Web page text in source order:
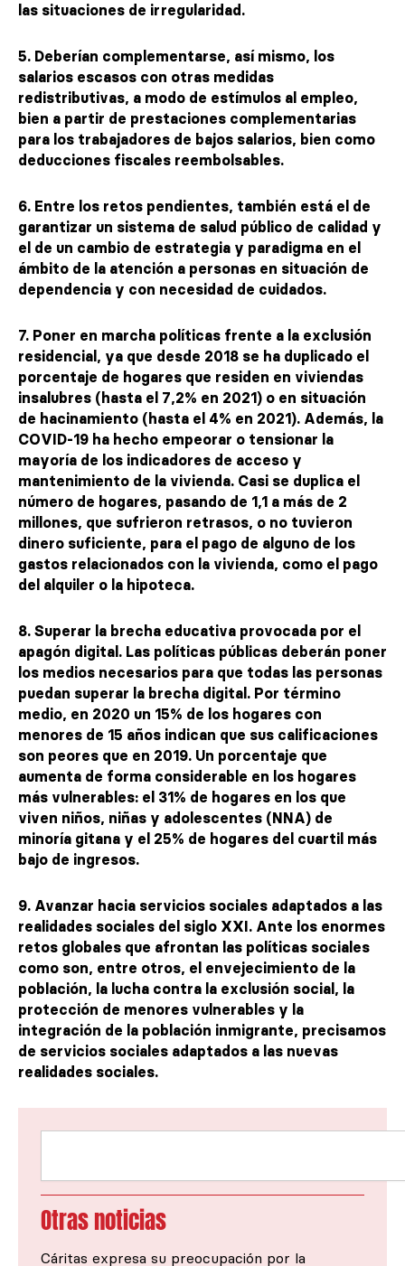
las situaciones de irregularidad.
5. Deberían complementarse, así mismo, los
salarios escasos con otras medidas
redistributivas, a modo de estímulos al empleo,
bien a partir de prestaciones complementarias
para los trabajadores de bajos salarios, bien como
deducciones fiscales reembolsables.
6. Entre los retos pendientes, también está el de
garantizar un sistema de salud público de calidad y
el de un cambio de estrategia y paradigma en el
ámbito de la atención a personas en situación de
dependencia y con necesidad de cuidados.
7. Poner en marcha políticas frente a la exclusión
residencial, ya que desde 2018 se ha duplicado el
porcentaje de hogares que residen en viviendas
insalubres (hasta el 7,2% en 2021) o en situación
de hacinamiento (hasta el 4% en 2021). Además, la
COVID-19 ha hecho empeorar o tensionar la
mayoría de los indicadores de acceso y
mantenimiento de la vivienda. Casi se duplica el
número de hogares, pasando de 1,1 a más de 2
millones, que sufrieron retrasos, o no tuvieron
dinero suficiente, para el pago de alguno de los
gastos relacionados con la vivienda, como el pago
del alquiler o la hipoteca.
8. Superar la brecha educativa provocada por el
apagón digital. Las políticas públicas deberán poner
los medios necesarios para que todas las personas
puedan superar la brecha digital. Por término
medio, en 2020 un 15% de los hogares con
menores de 15 años indican que sus calificaciones
son peores que en 2019. Un porcentaje que
aumenta de forma considerable en los hogares
más vulnerables: el 31% de hogares en los que
viven niños, niñas y adolescentes (NNA) de
minoría gitana y el 25% de hogares del cuartil más
bajo de ingresos.
9. Avanzar hacia servicios sociales adaptados a las
realidades sociales del siglo XXI. Ante los enormes
retos globales que afrontan las políticas sociales
como son, entre otros, el envejecimiento de la
población, la lucha contra la exclusión social, la
protección de menores vulnerables y la
integración de la población inmigrante, precisamos
de servicios sociales adaptados a las nuevas
realidades sociales.
Otras noticias
Cáritas expresa su preocupación por la